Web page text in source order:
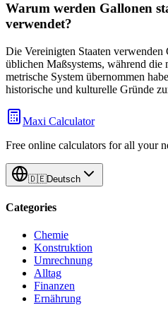
Warum werden Gallonen
verwendet?
Die Vereinigten Staaten
üblichen Maßsystems, während die
metrische System übernommen
historische und kulturelle Gründe
Maxi Calculator
Free online calculators for all your
🇩🇪Deutsch
Categories
Chemie
Konstruktion
Umrechnung
Alltag
Finanzen
Ernährung